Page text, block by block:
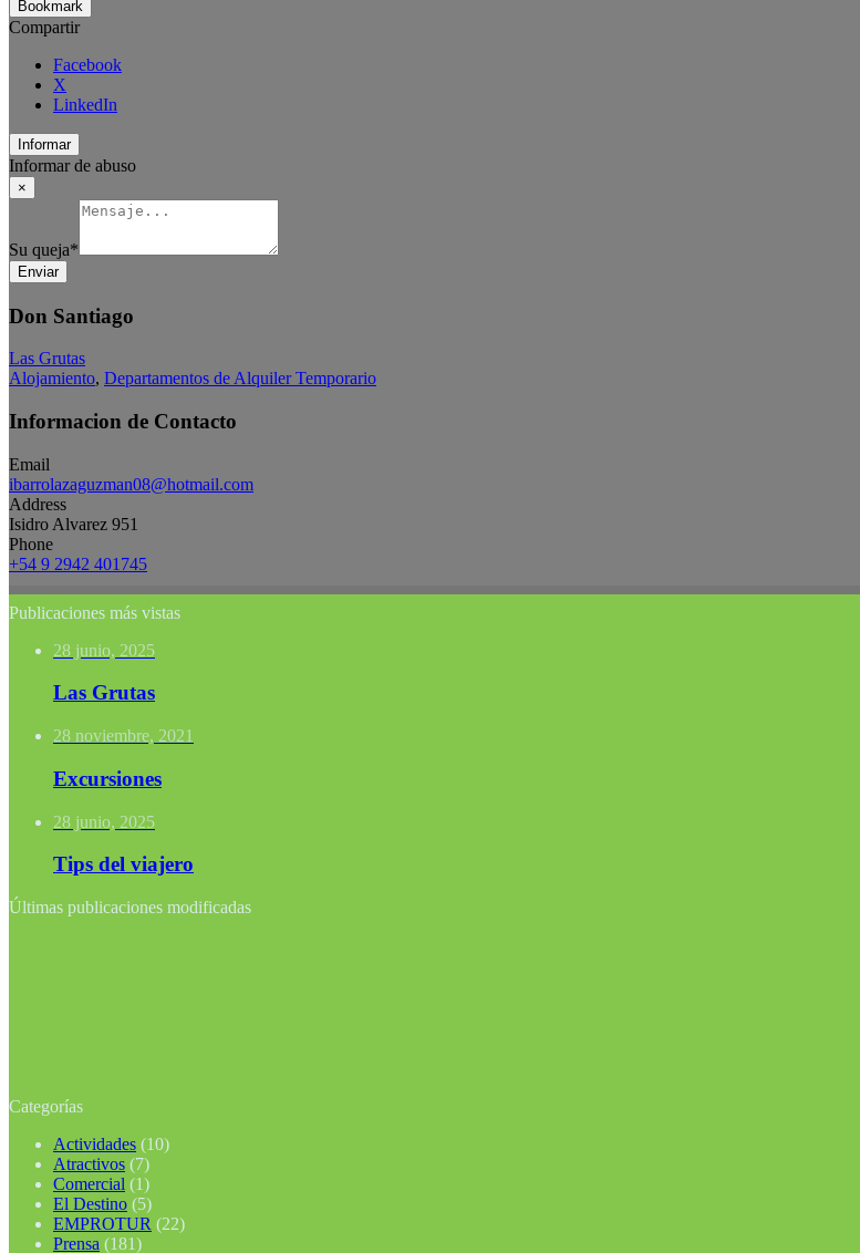
Bookmark
Compartir
Facebook
X
LinkedIn
Informar
Informar de abuso
×
Su queja*
Enviar
Don Santiago
Las Grutas
Alojamiento, Departamentos de Alquiler Temporario
Informacion de Contacto
Email
ibarrolazaguzman08@hotmail.com
Address
Isidro Alvarez 951
Phone
+54 9 2942 401745
Publicaciones más vistas
28 junio, 2025
Las Grutas
28 noviembre, 2021
Excursiones
28 junio, 2025
Tips del viajero
Últimas publicaciones modificadas
Categorías
Actividades (10)
Atractivos (7)
Comercial (1)
El Destino (5)
EMPROTUR (22)
Prensa (181)